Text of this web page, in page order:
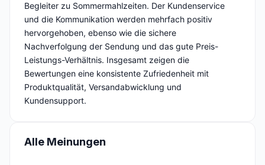
Begleiter zu Sommermahlzeiten. Der Kundenservice
und die Kommunikation werden mehrfach positiv
hervorgehoben, ebenso wie die sichere
Nachverfolgung der Sendung und das gute Preis-
Leistungs-Verhältnis. Insgesamt zeigen die
Bewertungen eine konsistente Zufriedenheit mit
Produktqualität, Versandabwicklung und
Kundensupport.
Alle Meinungen